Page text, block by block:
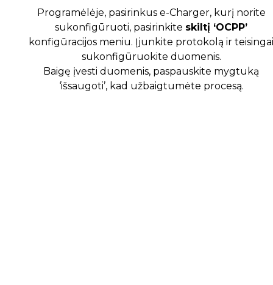
Programėlėje, pasirinkus e-Charger, kurį norite
sukonfigūruoti, pasirinkite skiltį ‘OCPP’
konfigūracijos meniu. Įjunkite protokolą ir teisingai
sukonfigūruokite duomenis.
Baigę įvesti duomenis, paspauskite mygtuką
‘išsaugoti’, kad užbaigtumėte procesą.